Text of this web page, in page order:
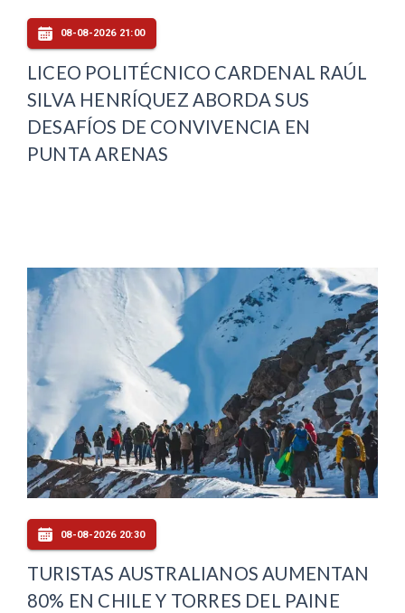
08-08-2026 21:00
LICEO POLITÉCNICO CARDENAL RAÚL
SILVA HENRÍQUEZ ABORDA SUS
DESAFÍOS DE CONVIVENCIA EN
PUNTA ARENAS
08-08-2026 20:30
TURISTAS AUSTRALIANOS AUMENTAN
80% EN CHILE Y TORRES DEL PAINE